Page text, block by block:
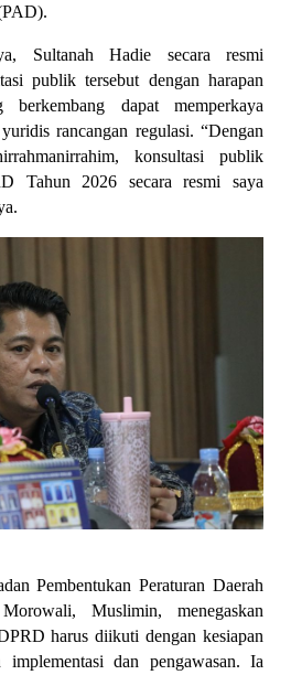
Sultanah Hadie secara resmi
publik tersebut dengan harapan
berkembang dapat memperkaya
rancangan regulasi. “Dengan
konsultasi publik
Tahun 2026 secara resmi saya
Pembentukan Peraturan Daerah
Muslimin, menegaskan
harus diikuti dengan kesiapan
implementasi dan pengawasan. Ia